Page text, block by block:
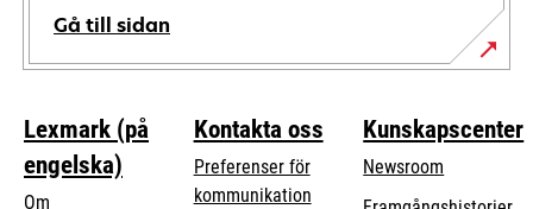
Gå till sidan
Lexmark (på
engelska)
Om
Kontakta oss
Preferenser för
kommunikation
Kunskapscenter
Newsroom